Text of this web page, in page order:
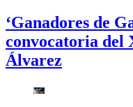
‘Ganadores de
convocatoria del
Álvarez